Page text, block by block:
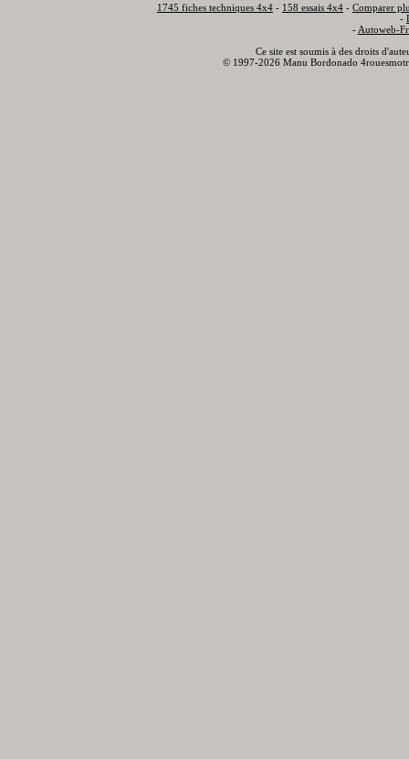
1745 fiches techniques 4x4 - 158 essais 4x4 - Comparer
-
- Autoweb-
Ce site est soumis à des droits
© 1997-2026 Manu Bordonado